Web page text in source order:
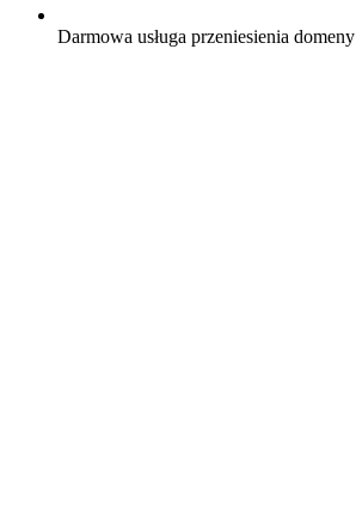
Darmowa usługa przeniesienia domeny